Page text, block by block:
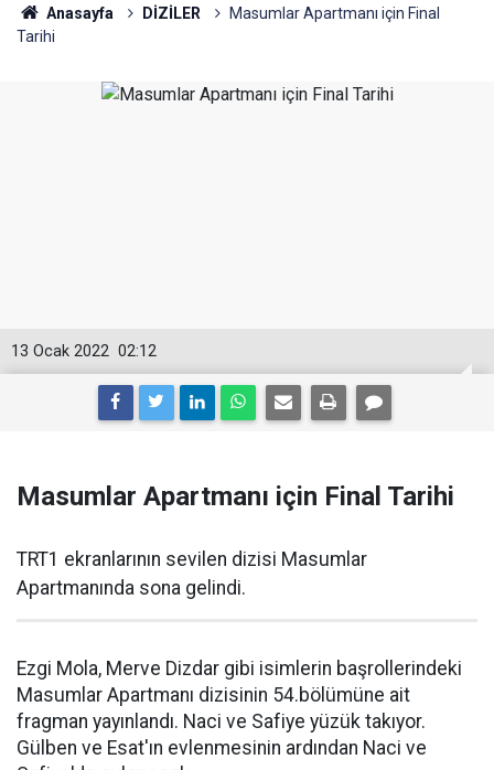
Anasayfa DİZİLER
Masumlar Apartmanı için Final
Tarihi
02:12
13 Ocak 2022
Masumlar Apartmanı için Final Tarihi
TRT1 ekranlarının sevilen dizisi Masumlar
Apartmanında sona gelindi.
Ezgi Mola, Merve Dizdar gibi isimlerin başrollerindeki
Masumlar Apartmanı dizisinin 54.bölümüne ait
fragman yayınlandı. Naci ve Safiye yüzük takıyor.
Gülben ve Esat'ın evlenmesinin ardından Naci ve